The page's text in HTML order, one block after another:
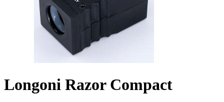
Longoni Razor Compact